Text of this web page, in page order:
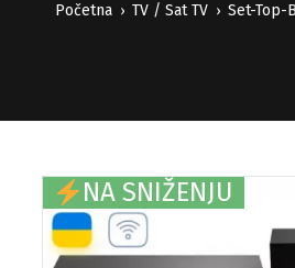
Početna › TV / Sat TV › Set-Top-
NA SNIŽENJU